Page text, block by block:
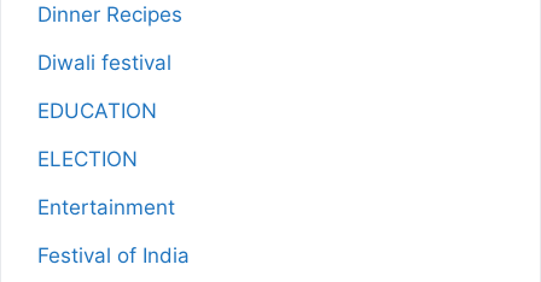
Dinner Recipes
Diwali festival
EDUCATION
ELECTION
Entertainment
Festival of India